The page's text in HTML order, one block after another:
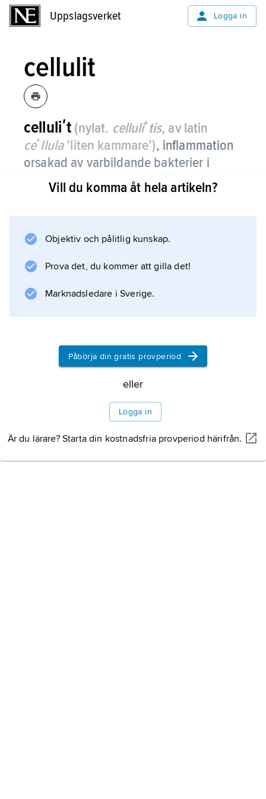
Uppslagsverket Logga in
cellulit
celluliʹt (nylat. celluliʹtis, av latin
ceʹllula’liten kammare’), inflammation
orsakad av varbildande bakterier i
hudens bindväv och underliggande
fettvävnad.
med antibiotika.
Information om artikeln
Vill du komma åt hela artikeln?
Objektiv och pålitlig kunskap.
Prova det, du kommer att gilla det!
Marknadsledare i Sverige.
Påbörja din gratis provperiod
eller
Logga in
Är du lärare? Starta din kostnadsfria provperiod härifrån.